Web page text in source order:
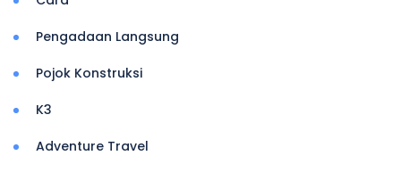
Pengadaan Langsung
Pojok Konstruksi
K3
Adventure Travel